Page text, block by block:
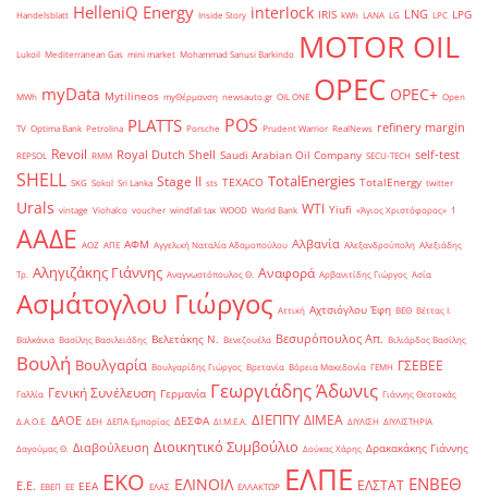
Handelsblatt HelleniQ Energy Inside Story interlock IRIS kWh LANA LG LNG LPC LPG
Lukoil Mediterranean Gas mini market Mohammad Sanusi Barkindo MOTOR OIL
MWh myData Mytilineos myΘέρμανση newsauto.gr OIL ONE OPEC OPEC+ Open
TV Optima Bank Petrolina PLATTS Porsche POS Prudent Warrior RealNews refinery margin
REPSOL Revoil RMM Royal Dutch Shell Saudi Arabian Oil Company SECU-TECH self-test
SHELL SKG Sokol Sri Lanka Stage II sts TEXACO TotalEnergies TotalEnergy twitter
Urals vintage Viohalco voucher windfall tax WOOD World Bank WTI Yiufi «Άγιος Χριστόφορος» ΄1
ΑΑΔΕ ΑΟΖ ΑΠΕ ΑΦΜ Αγγελική Ναταλία Αδαμοπούλου Αλβανία Αλεξανδρούπολη Αλεξιάδης
Τρ. Αληγιζάκης Γιάννης Αναγνωστόπουλος Θ. Αναφορά Αρβανιτίδης Γιώργος Ασία
Ασμάτογλου Γιώργος Αττική Αχτσιόγλου Έφη ΒΕΘ Βέττας Ι.
Βαλκάνια Βασίλης Βασιλειάδης Βελετάκης Ν. Βενεζουέλα Βεσυρόπουλος Απ. Βιλιάρδος Βασίλης
Βουλή Βουλγαρία Βουλγαρίδης Γιώργος Βρετανία Βόρεια Μακεδονία ΓΕΜΗ ΓΣΕΒΕΕ
Γαλλία Γενική Συνέλευση Γερμανία Γεωργιάδης Άδωνις Γιάννης Θεοτοκάς
Δ.Α.Ο.Ε. ΔΑΟΕ ΔΕΗ ΔΕΠΑ Εμπορίας ΔΕΣΦΑ ΔΙ.Μ.Ε.Α. ΔΙΕΠΠΥ ΔΙΜΕΑ ΔΙΥΛΙΣΗ ΔΙΥΛΙΣΤΗΡΙΑ
Δαγούμας Θ. Διαβούλευση Διοικητικό Συμβούλιο Δούκας Χάρης Δρακακάκης Γιάννης
Ε.Ε. ΕΒΕΠ ΕΕ ΕΕΑ ΕΚΟ ΕΛΑΣ ΕΛΙΝΟΙΛ ΕΛΛΑΚΤΩΡ ΕΛΠΕ ΕΛΣΤΑΤ ΕΝΒΕΘ